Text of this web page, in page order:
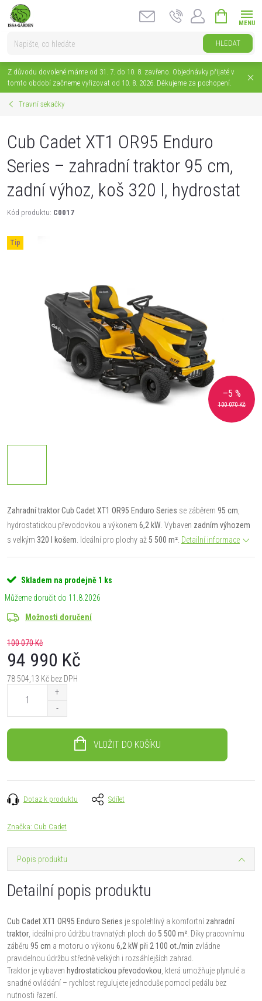
Přejít
HLEDAT
KOŠÍK
Z důvodu dovolené máme od 31. 7. do 10. 8. zavřeno. Objednávky přijaté v
tomto období začneme vyřizovat od 10. 8. 2026. Děkujeme za pochopení.
Travní sekačky
Cub Cadet XT1 OR95 Enduro
Series – zahradní traktor 95 cm,
zadní výhoz, koš 320 l, hydrostat
Kód produktu: C0017
Tip
100 070 Kč
–5 %
Zahradní traktor Cub Cadet XT1 OR95 Enduro Series se záběrem 95 cm
hydrostatickou převodovkou a výkonem 6,2 kW . Vybaven zadním výhozem
s velkým 320 l košem . Ideální pro plochy až 5 500 m² Detailní informace
Skladem na prodejně 1 ks
11.8.2026
Možnosti doručení
100 070 Kč
94 990 Kč
78 504,13 Kč bez DPH
VLOŽIT DO KOŠÍKU
Dotaz k produktu Sdílet
Značka: Cub Cadet
Popis produktu
Detailní popis produktu
Cub Cadet XT1 OR95 Enduro Series je spolehlivý a komfortní zahradní
traktor , ideální pro údržbu travnatých ploch do 5 500 m² . Díky pracovnímu
záběru 95 cm a motoru o výkonu 6,2 kW při 2 100 ot./min zvládne
pravidelnou údržbu středně velkých i rozsáhlejších zahrad.
Traktor je vybaven hydrostatickou převodovkou , která umožňuje plynulé a
snadné ovládání – rychlost regulujete jednoduše pomocí pedálu bez
nutnosti řazení.